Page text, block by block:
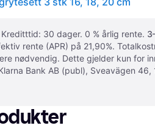
Kreditttid: 30 dager. 0 % årlig rente.
rente (APR) på 21,90%.
nødvendig. Dette gjelder kun for
Bank AB (publ), Sveavägen